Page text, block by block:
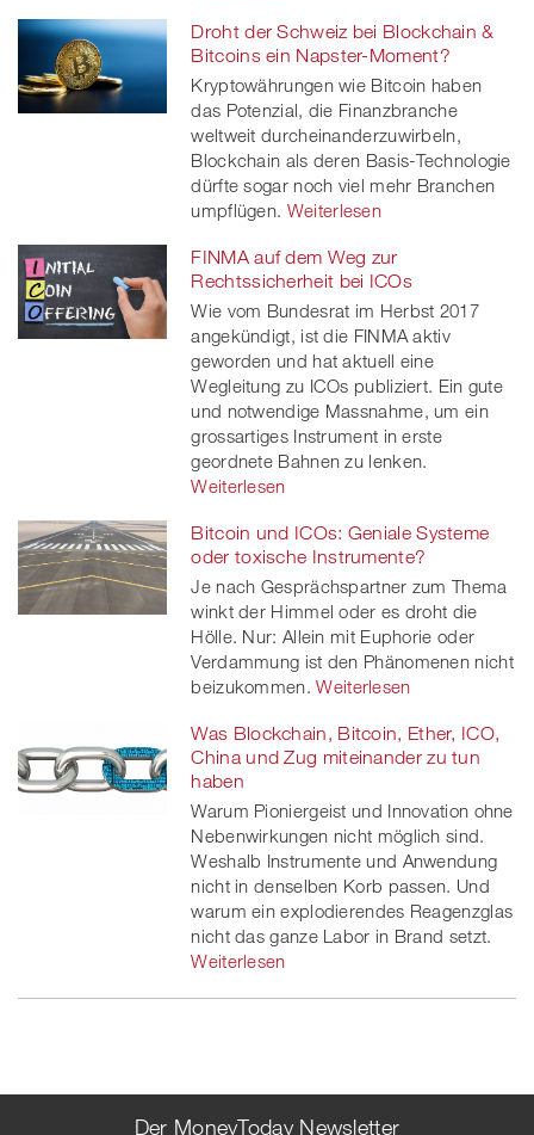
Droht der Schweiz bei Blockchain &
Bitcoins ein Napster-Moment?
Kryptowährungen wie Bitcoin haben
das Potenzial, die Finanzbranche
weltweit durcheinanderzuwirbeln,
Blockchain als deren Basis-Technologie
dürfte sogar noch viel mehr Branchen
umpflügen. Weiterlesen
FINMA auf dem Weg zur
Rechtssicherheit bei ICOs
Wie vom Bundesrat im Herbst 2017
angekündigt, ist die FINMA aktiv
geworden und hat aktuell eine
Wegleitung zu ICOs publiziert. Ein gute
und notwendige Massnahme, um ein
grossartiges Instrument in erste
geordnete Bahnen zu lenken.
Weiterlesen
Bitcoin und ICOs: Geniale Systeme
oder toxische Instrumente?
Je nach Gesprächspartner zum Thema
winkt der Himmel oder es droht die
Hölle. Nur: Allein mit Euphorie oder
Verdammung ist den Phänomenen nicht
beizukommen. Weiterlesen
Was Blockchain, Bitcoin, Ether, ICO,
China und Zug miteinander zu tun
haben
Warum Pioniergeist und Innovation ohne
Nebenwirkungen nicht möglich sind.
Weshalb Instrumente und Anwendung
nicht in denselben Korb passen. Und
warum ein explodierendes Reagenzglas
nicht das ganze Labor in Brand setzt.
Weiterlesen
Der MoneyToday Newsletter